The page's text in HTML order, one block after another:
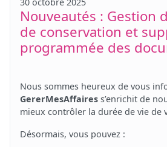
Nouveautés : Gestion
de conservation et
programmée des
Nous sommes heureux de vous
GererMesAffaires s’enrichit de
mieux contrôler la durée de vie de
Désormais, vous pouvez :